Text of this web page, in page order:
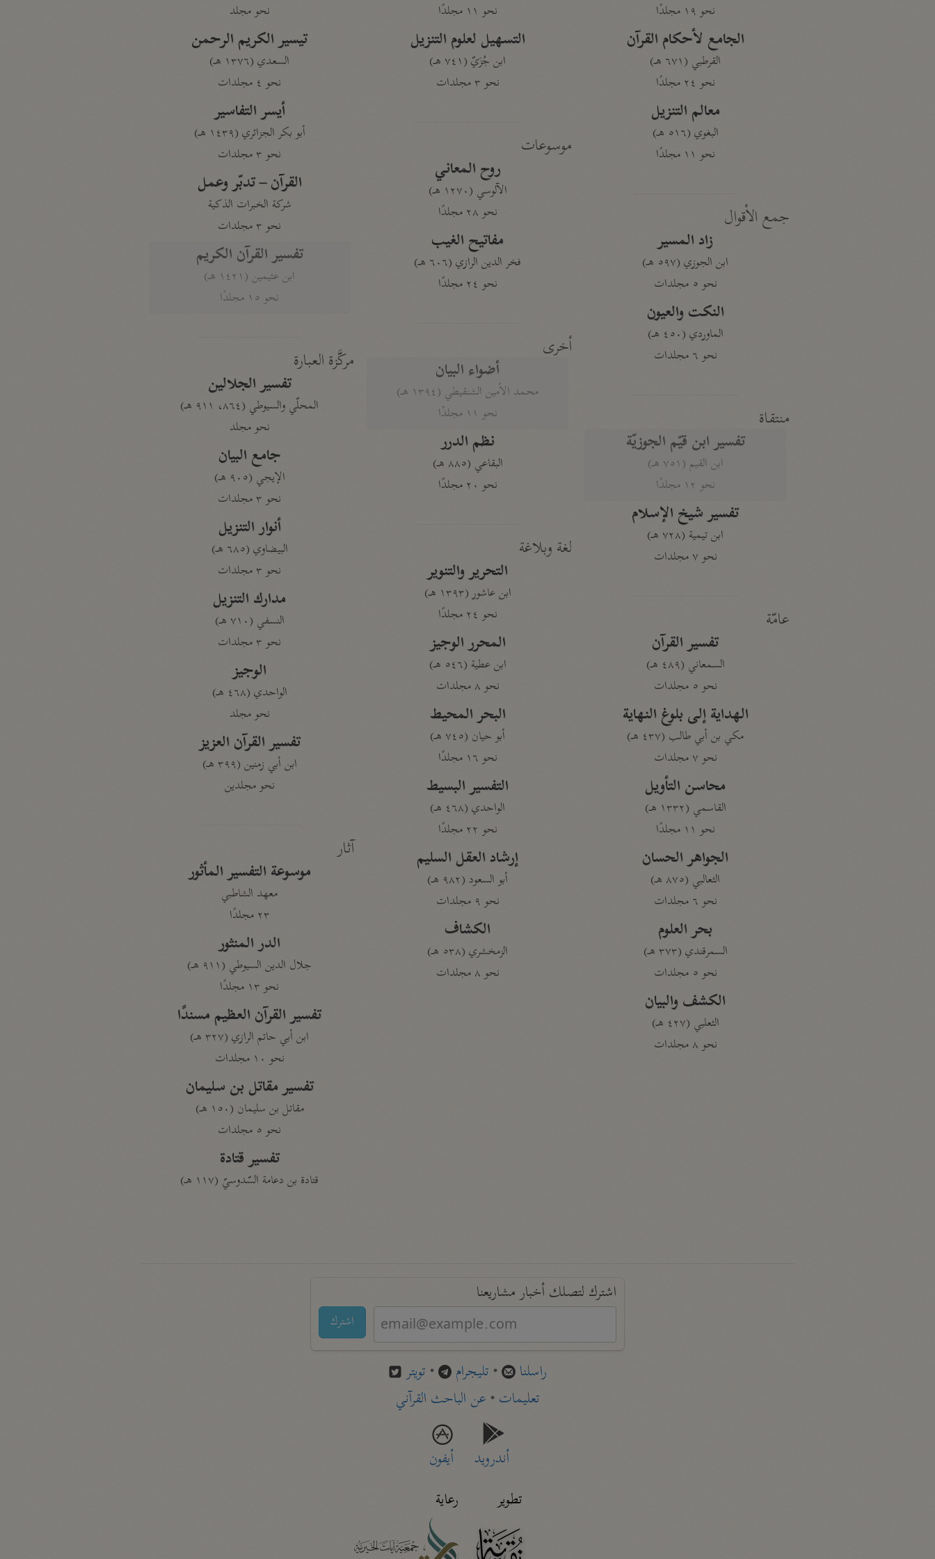
نحو ١٩ مجلدًا
الجامع لأحكام القرآن
القرطبي (٦٧١ هـ)
نحو ٢٤ مجلدًا
معالم التنزيل
البغوي (٥١٦ هـ)
نحو ١١ مجلدًا
جمع الأقوال
زاد المسير
ابن الجوزي (٥٩٧ هـ)
نحو ٥ مجلدات
النكت والعيون
الماوردي (٤٥٠ هـ)
نحو ٦ مجلدات
منتقاة
تفسير ابن قيّم الجوزيّة
ابن القيم (٧٥١ هـ)
نحو ١٢ مجلدًا
تفسير شيخ الإسلام
ابن تيمية (٧٢٨ هـ)
نحو ٧ مجلدات
عامّة
تفسير القرآن
السمعاني (٤٨٩ هـ)
نحو ٥ مجلدات
الهداية إلى بلوغ النهاية
مكي بن أبي طالب (٤٣٧ هـ)
نحو ٧ مجلدات
محاسن التأويل
القاسمي (١٣٣٢ هـ)
نحو ١١ مجلدًا
الجواهر الحسان
الثعالبي (٨٧٥ هـ)
نحو ٦ مجلدات
بحر العلوم
السمرقندي (٣٧٣ هـ)
نحو ٥ مجلدات
الكشف والبيان
الثعلبي (٤٢٧ هـ)
نحو ٨ مجلدات
نحو ١١ مجلدًا
التسهيل لعلوم التنزيل
ابن جُزَيّ (٧٤١ هـ)
نحو ٣ مجلدات
موسوعات
روح المعاني
الآلوسي (١٢٧٠ هـ)
نحو ٢٨ مجلدًا
مفاتيح الغيب
فخر الدين الرازي (٦٠٦ هـ)
نحو ٢٤ مجلدًا
أخرى
أضواء البيان
محمد الأمين الشنقيطي (١٣٩٤ هـ)
نحو ١١ مجلدًا
نظم الدرر
البقاعي (٨٨٥ هـ)
نحو ٢٠ مجلدًا
لغة وبلاغة
التحرير والتنوير
ابن عاشور (١٣٩٣ هـ)
نحو ٢٤ مجلدًا
المحرر الوجيز
ابن عطية (٥٤٦ هـ)
نحو ٨ مجلدات
البحر المحيط
أبو حيان (٧٤٥ هـ)
نحو ١٦ مجلدًا
التفسير البسيط
الواحدي (٤٦٨ هـ)
نحو ٢٢ مجلدًا
إرشاد العقل السليم
أبو السعود (٩٨٢ هـ)
نحو ٩ مجلدات
الكشاف
الزمخشري (٥٣٨ هـ)
نحو ٨ مجلدات
نحو مجلد
تيسير الكريم الرحمن
السعدي (١٣٧٦ هـ)
نحو ٤ مجلدات
أيسر التفاسير
أبو بكر الجزائري (١٤٣٩ هـ)
نحو ٣ مجلدات
القرآن – تدبّر وعمل
شركة الخبرات الذكية
نحو ٣ مجلدات
تفسير القرآن الكريم
ابن عثيمين (١٤٢١ هـ)
نحو ١٥ مجلدًا
مركَّزة العبارة
تفسير الجلالين
المحلّي والسيوطي (٨٦٤، ٩١١ هـ)
نحو مجلد
جامع البيان
الإيجي (٩٠٥ هـ)
نحو ٣ مجلدات
أنوار التنزيل
البيضاوي (٦٨٥ هـ)
نحو ٣ مجلدات
مدارك التنزيل
النسفي (٧١٠ هـ)
نحو ٣ مجلدات
الوجيز
الواحدي (٤٦٨ هـ)
نحو مجلد
تفسير القرآن العزيز
ابن أبي زمنين (٣٩٩ هـ)
نحو مجلدين
آثار
موسوعة التفسير المأثور
معهد الشاطبي
٢٣ مجلدًا
الدر المنثور
جلال الدين السيوطي (٩١١ هـ)
نحو ١٣ مجلدًا
تفسير القرآن العظيم مسندًا
ابن أبي حاتم الرازي (٣٢٧ هـ)
نحو ١٠ مجلدات
تفسير مقاتل بن سليمان
مقاتل بن سليمان (١٥٠ هـ)
نحو ٥ مجلدات
تفسير قتادة
قتادة بن دعامة السّدوسيّ (١١٧ هـ)
اشترك لتصلك أخبار مشاريعنا
اشترك
راسلنا • تليجرام • تويتر
تعليمات• عن الباحث القرآني
أندرويد
أيفون
تطوير
رعاية